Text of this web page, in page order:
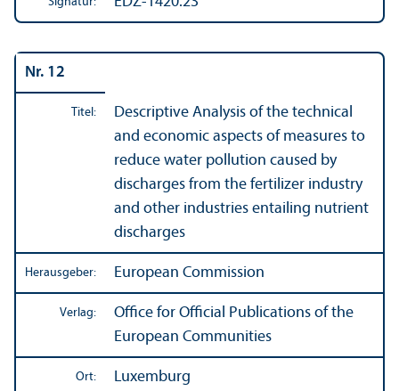
Nr. 12
Titel:
Descriptive Analysis of the technical
and economic aspects of measures to
reduce water pollution caused by
discharges from the fertilizer industry
and other industries entailing nutrient
discharges
Herausgeber: European Commission
Verlag:
Office for Official Publications of the
European Communities
Ort: Luxemburg